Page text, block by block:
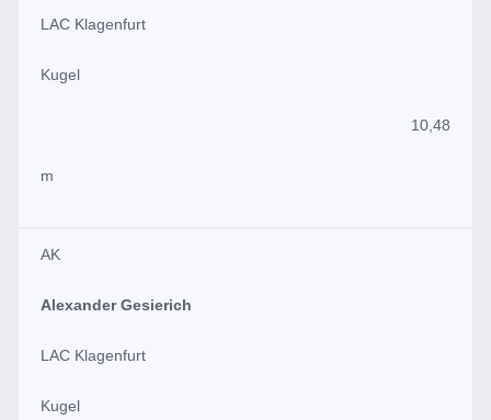
LAC Klagenfurt
Kugel
10,48
m
AK
Alexander Gesierich
LAC Klagenfurt
Kugel